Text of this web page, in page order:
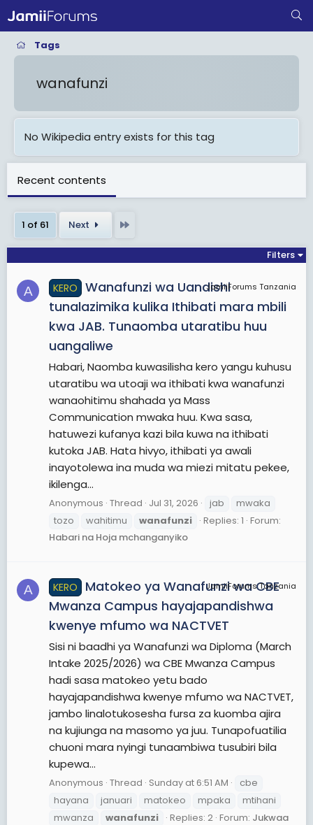
Tags
wanafunzi
No Wikipedia entry exists for this tag
Recent contents
1 of 61 Next
Filters
A JamiiForums Tanzania
KERO
Wanafunzi wa Uandishi
tunalazimika kulika Ithibati mara mbili
kwa JAB. Tunaomba utaratibu huu
uangaliwe
Habari, Naomba kuwasilisha kero yangu kuhusu
utaratibu wa utoaji wa ithibati kwa wanafunzi
wanaohitimu shahada ya Mass
Communication mwaka huu. Kwa sasa,
hatuwezi kufanya kazi bila kuwa na ithibati
kutoka JAB. Hata hivyo, ithibati ya awali
inayotolewa ina muda wa miezi mitatu pekee,
ikilenga...
Anonymous Thread Jul 31, 2026 jab
mwaka
tozo
wahitimu wanafunzi Replies: 1 Forum:
Habari na Hoja mchanganyiko
A JamiiForums Tanzania
KERO
Matokeo ya Wanafunzi wa CBE
Mwanza Campus hayajapandishwa
kwenye mfumo wa NACTVET
Sisi ni baadhi ya Wanafunzi wa Diploma (March
Intake 2025/2026) wa CBE Mwanza Campus
hadi sasa matokeo yetu bado
hayajapandishwa kwenye mfumo wa NACTVET,
jambo linalotukosesha fursa za kuomba ajira
na kujiunga na masomo ya juu. Tunapofuatilia
chuoni mara nyingi tunaambiwa tusubiri bila
kupewa...
Anonymous Thread Sunday at 6:51 AM
cbe
hayana
januari matokeo mpaka
mtihani
mwanza
wanafunzi Replies: 2 Forum: Jukwaa